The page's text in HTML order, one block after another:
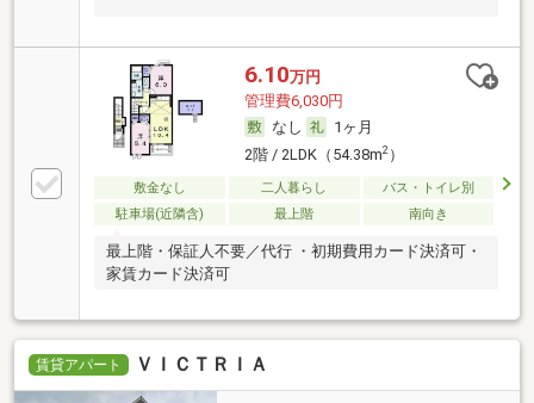
6.10万円
管理費6,030円
なし
1ヶ月
2階 / 2LDK（54.38m2）
敷金なし 二人暮らし
バス・トイレ別
駐車場(近隣含)
最上階 南向き
最上階・保証人不要／代行 ・初期費用カード決済可・
家賃カード決済可
賃貸アパート ＶＩＣＴＲＩＡ